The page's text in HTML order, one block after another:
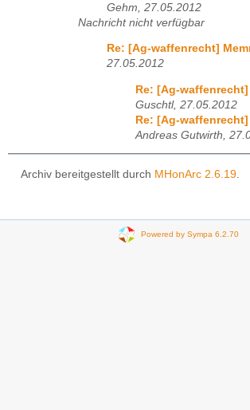
Gehm, 27.05.2012
Nachricht nicht verfügbar
Re: [Ag-waffenrecht]
27.05.2012
Re: [Ag-
Guschtl, 27.05.2012
Re: [Ag-
Andreas Gutwirth,
Archiv bereitgestellt durch MHonArc 2.6.19
Powered by Sympa 6.2.70